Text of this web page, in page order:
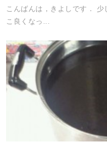
こんばんは，きよしです．
こ良くなっ...